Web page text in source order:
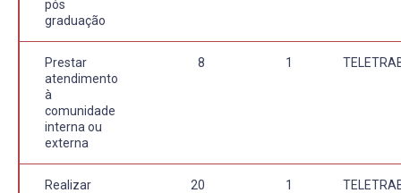
pós
graduação
Prestar
atendimento
à
comunidade
interna ou
externa
8 1
Realizar
20 1